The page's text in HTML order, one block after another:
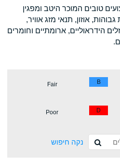
טובים המוכר היטב ומפגין
אוזון, תנאי מזג אוויר,
הידראוליים, ארומתיים וחומרים
B
Fair
D
Poor
נקה חיפוש